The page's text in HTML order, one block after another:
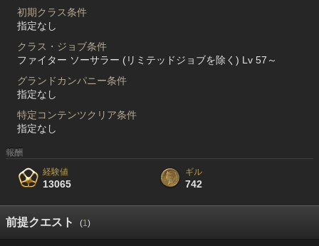
初期クラス条件
指定なし
クラス・ジョブ条件
ファイター ソーサラー (リミテッドジョブを除く) Lv 57～
グランドカンパニー条件
指定なし
特定コンテンツクリア条件
指定なし
報酬
経験値
13065
ギル
742
前提クエスト (1)